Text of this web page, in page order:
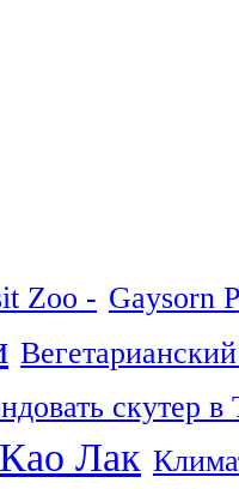
Zoo - Gaysorn
скутер в
Као Лак